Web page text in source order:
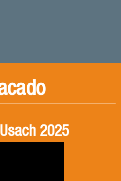
2025
capítulo 2
de Escuela